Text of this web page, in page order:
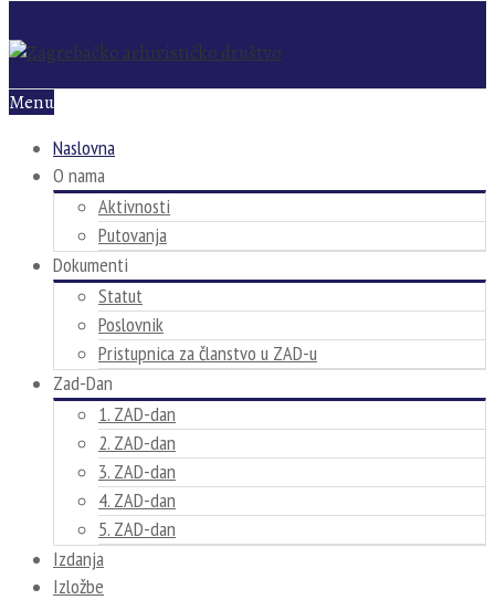
Menu
Naslovna
O nama
Aktivnosti
Putovanja
Dokumenti
Statut
Poslovnik
Pristupnica za članstvo u ZAD-u
Zad-Dan
1. ZAD-dan
2. ZAD-dan
3. ZAD-dan
4. ZAD-dan
5. ZAD-dan
Izdanja
Izložbe